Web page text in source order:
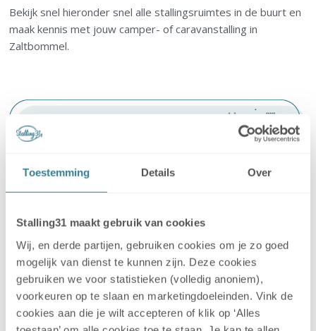
Toestemming Details Over
Stalling31 maakt gebruik van cookies
Wij, en derde partijen, gebruiken cookies om je zo goed
mogelijk van dienst te kunnen zijn. Deze cookies
gebruiken we voor statistieken (volledig anoniem),
voorkeuren op te slaan en marketingdoeleinden. Vink de
cookies aan die je wilt accepteren of klik op ‘Alles
Bekijk snel hieronder snel alle stallingsruimtes in de buurt en
maak kennis met jouw camper- of caravanstalling in
Zaltbommel.
Camperstalling Zaltbommel